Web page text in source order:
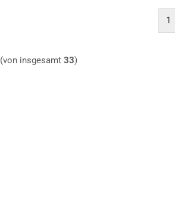
1
(von insgesamt33)